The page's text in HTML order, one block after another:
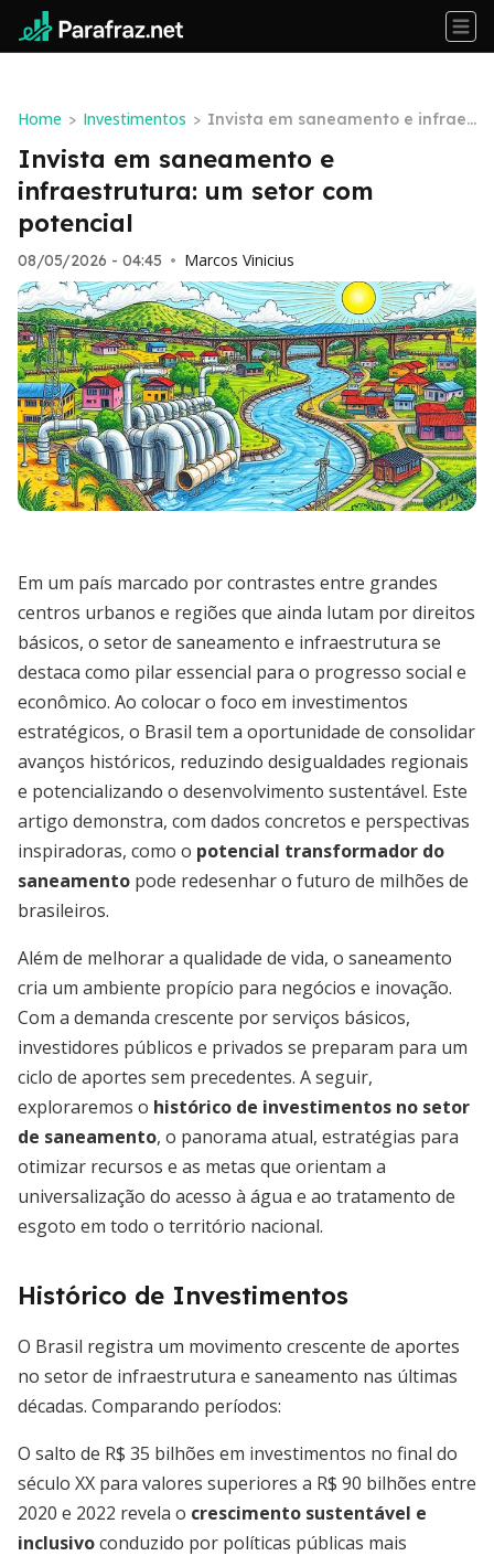
Home > Investimentos > Invista em saneamento e infraes
Invista em saneamento e
infraestrutura: um setor com
potencial
08/05/2026 - 04:45 • Marcos Vinicius
Em um país marcado por contrastes entre grandes
centros urbanos e regiões que ainda lutam por direitos
básicos, o setor de saneamento e infraestrutura se
destaca como pilar essencial para o progresso social e
econômico. Ao colocar o foco em investimentos
estratégicos, o Brasil tem a oportunidade de consolidar
avanços históricos, reduzindo desigualdades regionais
e potencializando o desenvolvimento sustentável. Este
artigo demonstra, com dados concretos e perspectivas
inspiradoras, como o potencial transformador do
saneamento pode redesenhar o futuro de milhões de
brasileiros.
Além de melhorar a qualidade de vida, o saneamento
cria um ambiente propício para negócios e inovação.
Com a demanda crescente por serviços básicos,
investidores públicos e privados se preparam para um
ciclo de aportes sem precedentes. A seguir,
exploraremos o histórico de investimentos no setor
de saneamento, o panorama atual, estratégias para
otimizar recursos e as metas que orientam a
universalização do acesso à água e ao tratamento de
esgoto em todo o território nacional.
Histórico de Investimentos
O Brasil registra um movimento crescente de aportes
no setor de infraestrutura e saneamento nas últimas
décadas. Comparando períodos:
O salto de R$ 35 bilhões em investimentos no final do
século XX para valores superiores a R$ 90 bilhões entre
2020 e 2022 revela o crescimento sustentável e
inclusivoconduzido por políticas públicas mais